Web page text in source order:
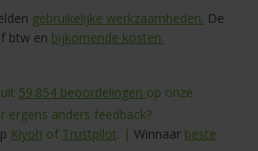
gebruikelijke werkzaamheden. De
btw en bijkomende kosten.
uit 59.854 beoordelingen op onze
ergens anders feedback?
Kiyoh of Trustpilot. | Winnaar beste